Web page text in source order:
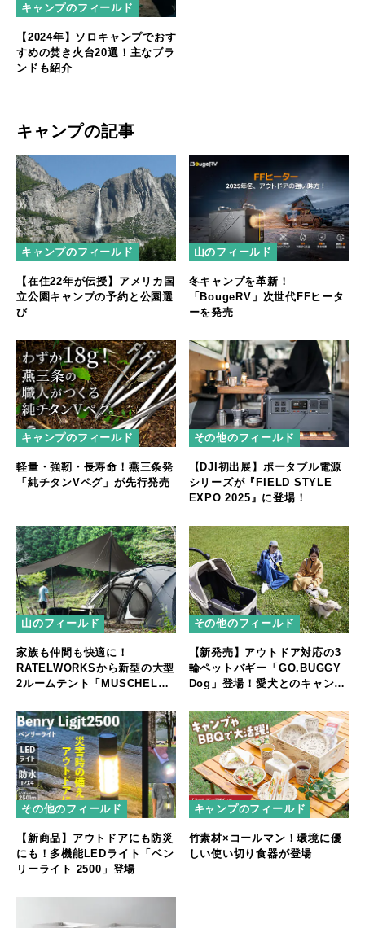
キャンプのフィールド
【2024年】ソロキャンプでおす
すめの焚き火台20選！主なブラ
ンドも紹介
キャンプの記事
キャンプのフィールド
【在住22年が伝授】アメリカ国
立公園キャンプの予約と公園選
び
山のフィールド
冬キャンプを革新！
「BougeRV」次世代FFヒータ
ーを発売
キャンプのフィールド
軽量・強靭・長寿命！燕三条発
「純チタンVペグ」が先行発売
その他のフィールド
【DJI初出展】ポータブル電源
シリーズが『FIELD STYLE
EXPO 2025』に登場！
山のフィールド
家族も仲間も快適に！
RATELWORKSから新型の大型
2ルームテント「MUSCHEL」
その他のフィールド
【新発売】アウトドア対応の3
輪ペットバギー「GO.BUGGY
Dog」登場！愛犬とのキャンプ
その他のフィールド
【新商品】アウトドアにも防災
にも！多機能LEDライト「ベン
リーライト 2500」登場
キャンプのフィールド
竹素材×コールマン！環境に優
しい使い切り食器が登場